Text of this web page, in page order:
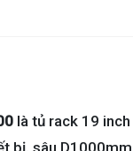
là tủ rack 19
bị, sâu